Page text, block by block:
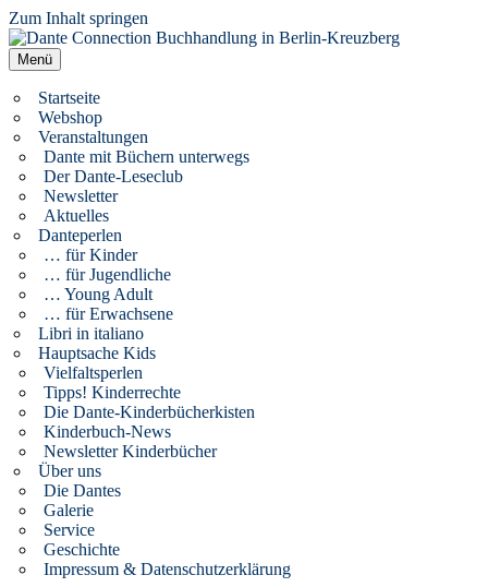
Zum Inhalt springen
Dante Connection Buchhandlung in Berlin-Kreuzberg
Literatur aus Italien und anderen Kulturen
Menü
Startseite
Webshop
Veranstaltungen
Dante mit Büchern unterwegs
Der Dante-Leseclub
Newsletter
Aktuelles
Danteperlen
… für Kinder
… für Jugendliche
… Young Adult
… für Erwachsene
Libri in italiano
Hauptsache Kids
Vielfaltsperlen
Tipps! Kinderrechte
Die Dante-Kinderbücherkisten
Kinderbuch-News
Newsletter Kinderbücher
Über uns
Die Dantes
Galerie
Service
Geschichte
Impressum & Datenschutzerklärung